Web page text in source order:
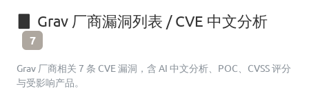
Grav 厂商漏洞列表 / CVE 中文分析
7
Grav 厂商相关 7 条 CVE 漏洞，含 AI 中文分析、POC、CVSS 评分
与受影响产品。